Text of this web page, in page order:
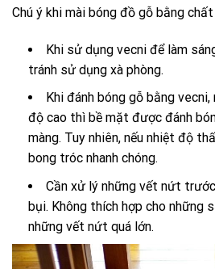
Chú ý khi mài bóng đồ gỗ bằng
Khi sử dụng vecni để làm
tránh sử dụng xà phòng.
Khi đánh bóng gỗ bằng
độ cao thì bề mặt được đánh
màng. Tuy nhiên, nếu nhiệt độ
bong tróc nhanh chóng.
Cần xử lý những vết nứt
bụi. Không thích hợp cho những
những vết nứt quá lớn.